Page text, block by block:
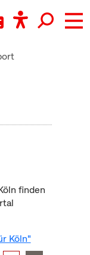
finden
Köln"